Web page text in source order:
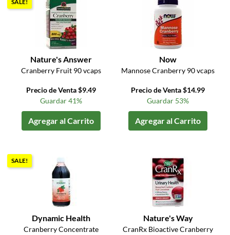
SALE!
Nature's Answer
Cranberry Fruit 90 vcaps
Precio de Venta $9.49
Guardar 41%
Agregar al Carrito
Now
Mannose Cranberry 90 vcaps
Precio de Venta $14.99
Guardar 53%
Agregar al Carrito
SALE!
Dynamic Health
Cranberry Concentrate
Nature's Way
CranRx Bioactive Cranberry